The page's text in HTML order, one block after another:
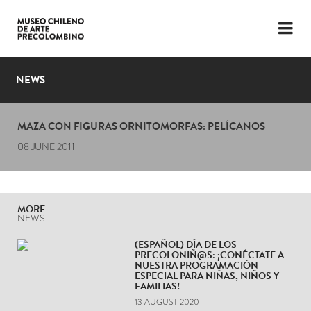
LANGUAGE
PLAN YOUR VISIT
EXHIBITIONS
THE MUSEUM
NEWS
NEWS
MAZA CON FIGURAS ORNITOMORFAS: PELÍCANOS
08 JUNE 2011
MORE
NEWS
(ESPAÑOL) DÍA DE LOS
PRECOLONIÑ@S: ¡CONÉCTATE A
NUESTRA PROGRAMACIÓN
ESPECIAL PARA NIÑAS, NIÑOS Y
FAMILIAS!
13 AUGUST 2020